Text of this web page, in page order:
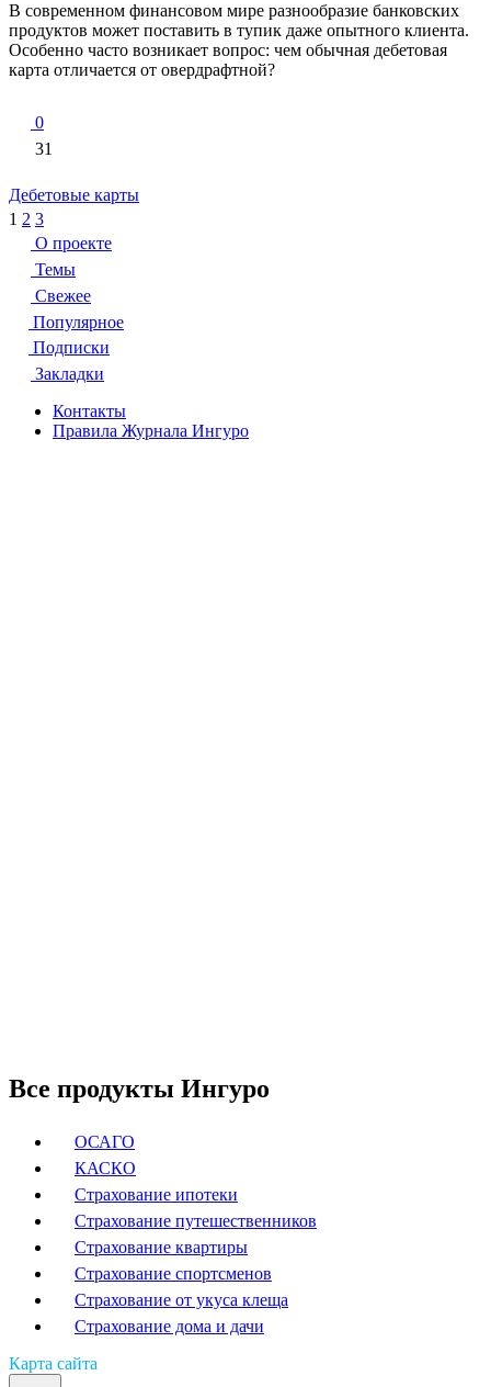
В современном финансовом мире разнообразие банковских
продуктов может поставить в тупик даже опытного клиента.
Особенно часто возникает вопрос: чем обычная дебетовая
карта отличается от овердрафтной?
0
31
Дебетовые карты
Пагинация
записей
1 2 3
О проекте
Темы
Свежее
Популярное
Подписки
Закладки
Контакты
Правила Журнала Ингуро
Все продукты Ингуро
ОСАГО
КАСКО
Страхование ипотеки
Страхование путешественников
Страхование квартиры
Страхование спортсменов
Страхование от укуса клеща
Страхование дома и дачи
Карта сайта